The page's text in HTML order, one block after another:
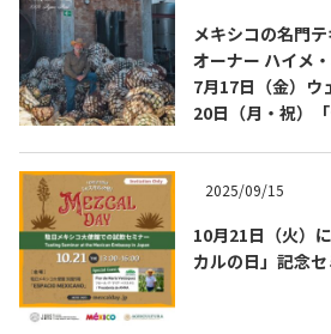
Tequila Journal SNS 在日
メキシコの名門
オーナー ハイメ
7月17日（金）ウ
20日（月・祝）
2025/09/15
10月21日（火）
カルの日」記念